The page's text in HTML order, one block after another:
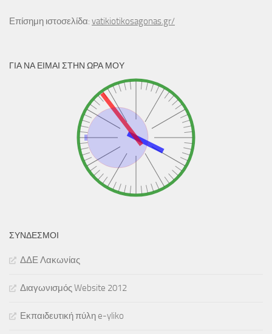
Επίσημη ιστοσελίδα: vatikiotikosagonas.gr/
ΓΙΑ ΝΑ ΕΊΜΑΙ ΣΤΗΝ ΏΡΑ ΜΟΥ
ΣΎΝΔΕΣΜΟΙ
ΔΔΕ Λακωνίας
Διαγωνισμός Website 2012
Εκπαιδευτική πύλη e-yliko